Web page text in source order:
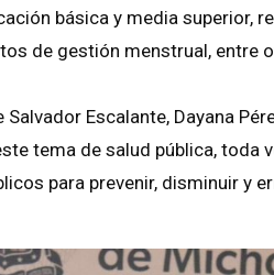
básica y media superior,
de gestión menstrual, entre
Escalante, Dayana
tema de salud pública, toda
para prevenir, disminuir y